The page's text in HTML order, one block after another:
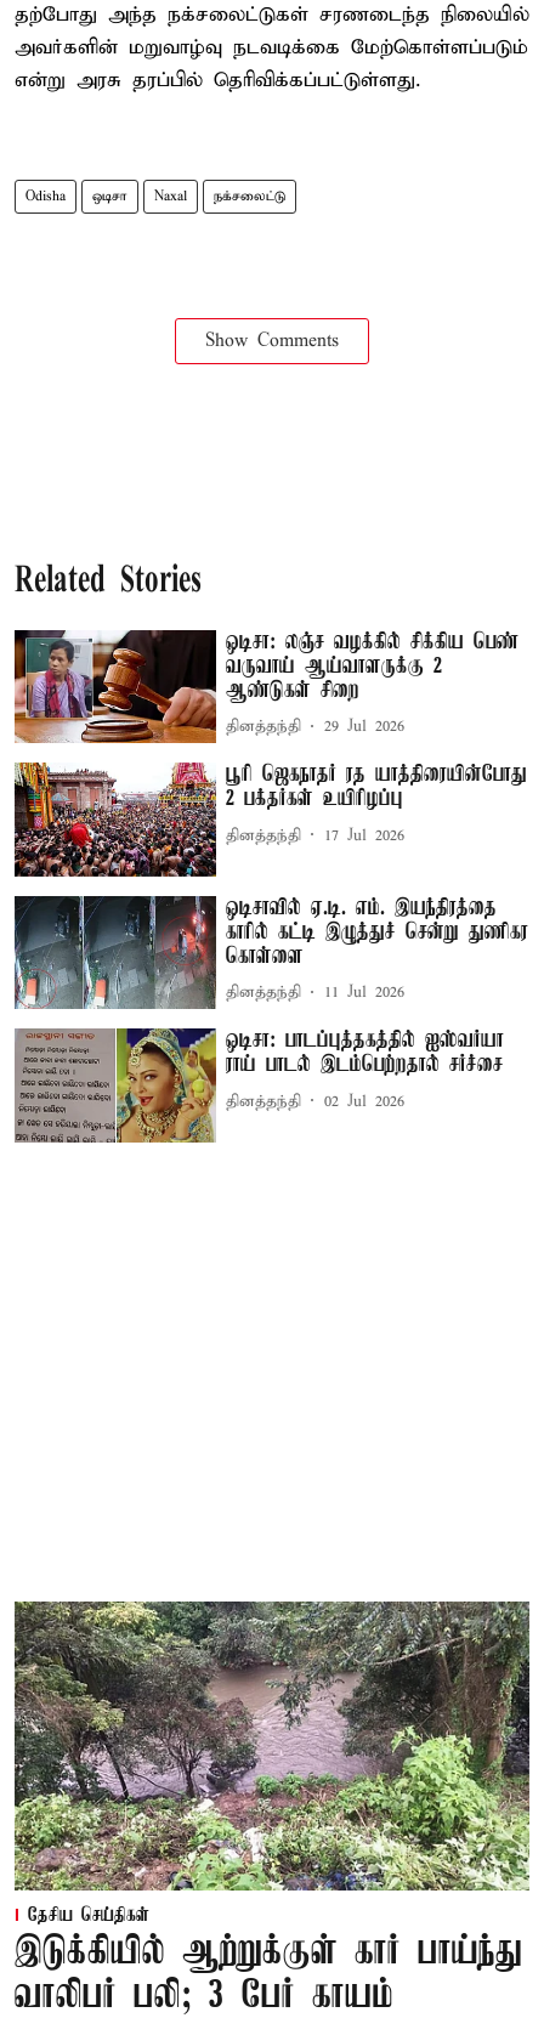
தற்போது அந்த நக்சலைட்டுகள் சரணடைந்த நிலையில்
அவர்களின் மறுவாழ்வு நடவடிக்கை மேற்கொள்ளப்படும்
என்று அரசு தரப்பில் தெரிவிக்கப்பட்டுள்ளது.
Odisha ஒடிசா Naxal நக்சலைட்டு
Show Comments
Related Stories
ஒடிசா: லஞ்ச வழக்கில் சிக்கிய பெண்
வருவாய் ஆய்வாளருக்கு 2
ஆண்டுகள் சிறை
தினத்தந்தி 29 Jul 2026
பூரி ஜெகநாதர் ரத யாத்திரையின்போது
2 பக்தர்கள் உயிரிழப்பு
தினத்தந்தி 17 Jul 2026
ஒடிசாவில் ஏ.டி. எம். இயந்திரத்தை
காரில் கட்டி இழுத்துச் சென்று துணிகர
கொள்ளை
தினத்தந்தி 11 Jul 2026
ஒடிசா: பாடப்புத்தகத்தில் ஐஸ்​வர்யா
ராய் பாடல் இடம்பெற்றதால் சர்ச்சை
தினத்தந்தி 02 Jul 2026
தேசிய செய்திகள்
இடுக்கியில் ஆற்றுக்குள் கார் பாய்ந்து
வாலிபர் பலி; 3 பேர் காயம்